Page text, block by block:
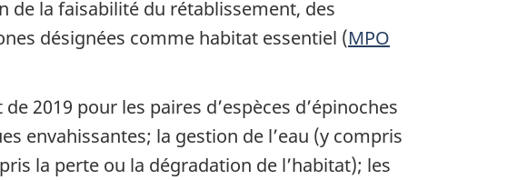
de la faisabilité du rétablissement, des
désignées comme habitat essentiel (MPO
2019 pour les paires d’espèces d’épinoches
envahissantes; la gestion de l’eau (y compris
la perte ou la dégradation de l’habitat); les